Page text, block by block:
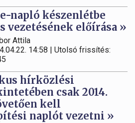
napló készenlétbe
vezetésének előírása »
Attila
14:58 | Utolsó frissítés:
hírközlési
csak 2014.
kell
naplót vezetni »